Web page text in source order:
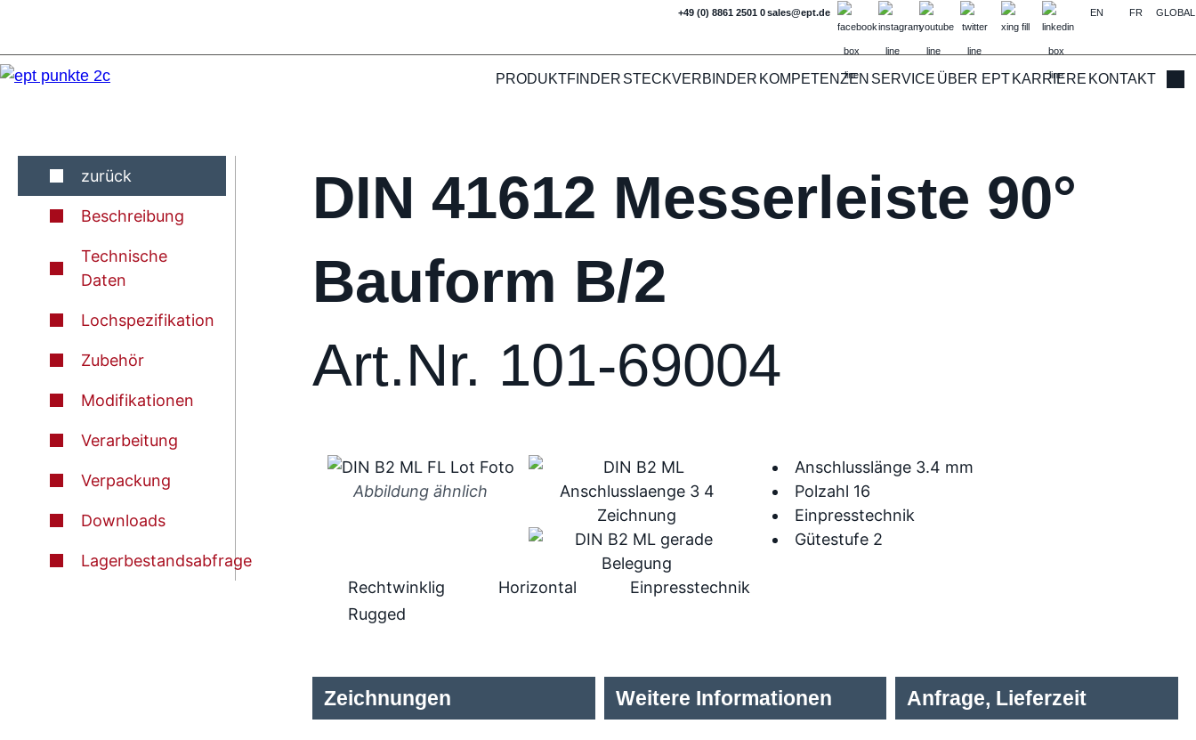
+49 (0) 8861 2501 0sales@ept.de EN FR GLOBAL
PRODUKTFINDER STECKVERBINDER KOMPETENZEN SERVICE ÜBER EPTKARRIERE KONTAKT
zurück
Beschreibung
Technische
Daten
Lochspezifikation
Zubehör
Modifikationen
Verarbeitung
Verpackung
Downloads
Lagerbestandsabfrage
DIN 41612 Messerleiste 90°
Bauform B/2
Art.Nr. 101-69004
Abbildung ähnlich
Anschlusslänge 3.4 mm
Polzahl 16
Einpresstechnik
Gütestufe 2
Rechtwinklig Horizontal
Einpresstechnik
Rugged
Zeichnungen Weitere Informationen Anfrage, Lieferzeit